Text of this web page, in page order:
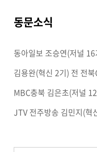
동문소식
동아일보 조승연(저널
김용완(혁신 2기) 전 전
MBC충북 김은초(저널
JTV 전주방송 김민지(혁